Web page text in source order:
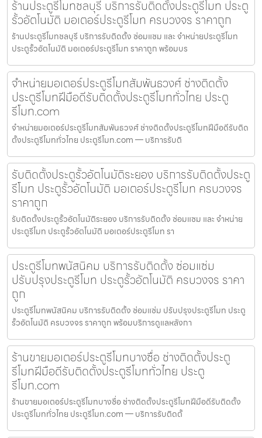
ร้านประตูรีโมทชลบุรี บริการรับติดตั้งประตูรีโมท ประตู
รั้วอัตโนมัติ มอเตอร์ประตูรีโมท ครบวงจร ราคาถูก
ร้านประตูรีโมทชลบุรี บริการรับติดตั้ง ซ่อมแซม และ จำหน่ายประตูรีโมท
ประตูรั้วอัตโนมัติ มอเตอร์ประตูรีโมท ราคาถูก พร้อมบร
จำหน่ายมอเตอร์ประตูรีโมทสัมพันธวงศ์ ช่างติดตั้ง
ประตูรีโมทฝีมือดีรับติดตั้งประตูรีโมททั่วไทย ประตู
รีโมท.com
จำหน่ายมอเตอร์ประตูรีโมทสัมพันธวงศ์ ช่างติดตั้งประตูรีโมทฝีมือดีรับติด
ตั้งประตูรีโมททั่วไทย ประตูรีโมท.com — บริการรับติ
รับติดตั้งประตูรั้วอัตโนมัติระยอง บริการรับติดตั้งประตู
รีโมท ประตูรั้วอัตโนมัติ มอเตอร์ประตูรีโมท ครบวงจร
ราคาถูก
รับติดตั้งประตูรั้วอัตโนมัติระยอง บริการรับติดตั้ง ซ่อมแซม และ จำหน่าย
ประตูรีโมท ประตูรั้วอัตโนมัติ มอเตอร์ประตูรีโมท รา
ประตูรีโมทพนัสนิคม บริการรับติดตั้ง ซ่อมแซ่ม
ปรับปรุงประตูรีโมท ประตูรั้วอัตโนมัติ ครบวงจร ราคา
ถูก
ประตูรีโมทพนัสนิคม บริการรับติดตั้ง ซ่อมแซ่ม ปรับปรุงประตูรีโมท ประตู
รั้วอัตโนมัติ ครบวงจร ราคาถูก พร้อมบริการดูแลหลังกา
ร้านขายมอเตอร์ประตูรีโมทบางซื่อ ช่างติดตั้งประตู
รีโมทฝีมือดีรับติดตั้งประตูรีโมททั่วไทย ประตู
รีโมท.com
ร้านขายมอเตอร์ประตูรีโมทบางซื่อ ช่างติดตั้งประตูรีโมทฝีมือดีรับติดตั้ง
ประตูรีโมททั่วไทย ประตูรีโมท.com — บริการรับติดตั้